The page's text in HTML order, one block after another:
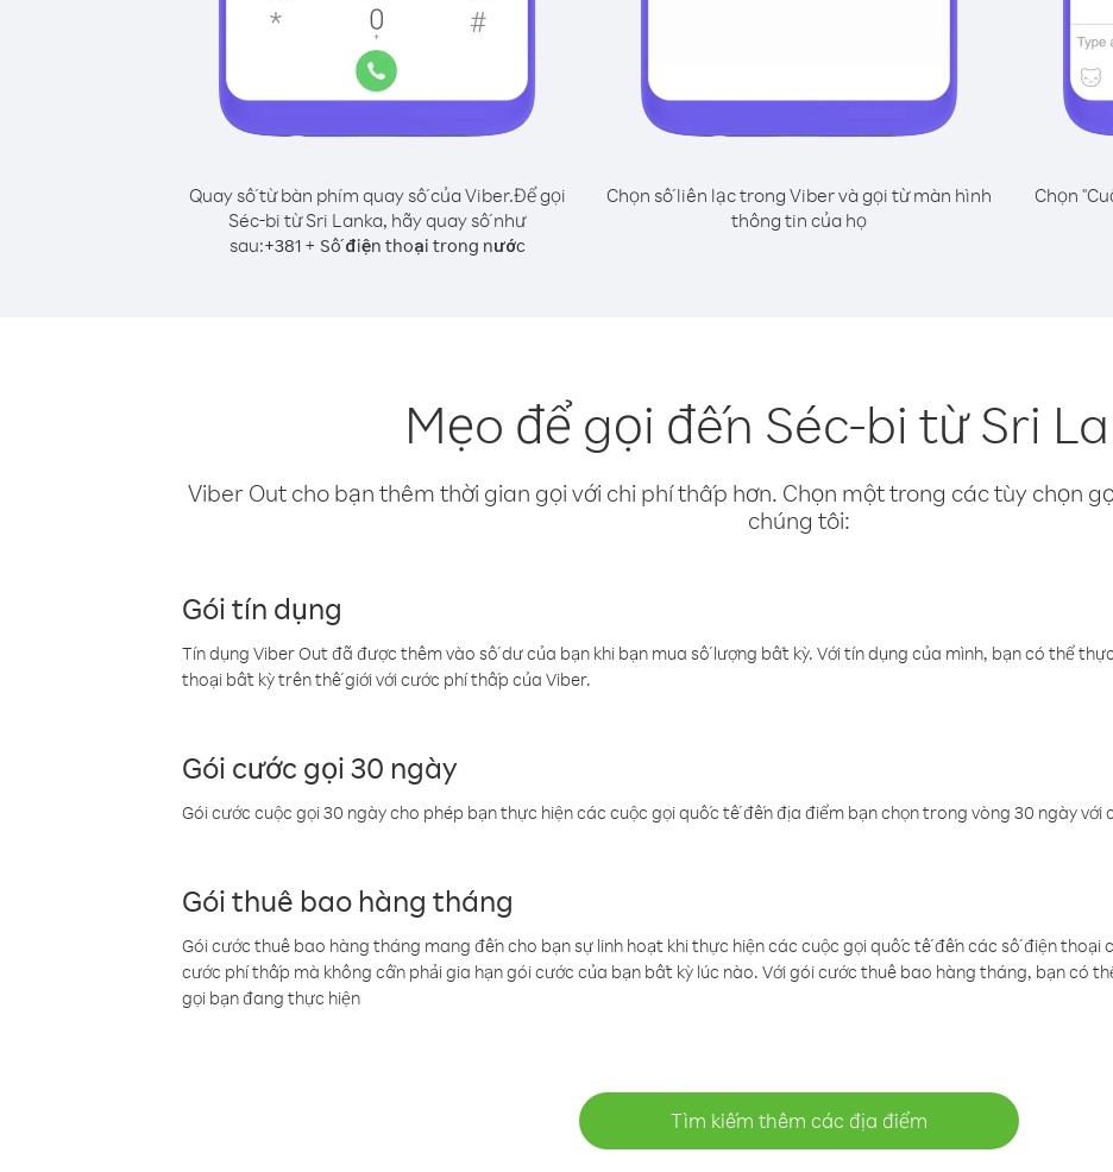
Quay số từ bàn phím quay số của Viber.Để gọi
Séc-bi từ Sri Lanka, hãy quay số như
sau:+381+ Số điện thoại trong nước
Chọn số liên lạc trong Viber và gọi từ màn hình
thông tin của họ
Chọn
Mẹo để gọi đến Séc-bi từ Sri
Viber Out cho bạn thêm thời gian gọi với chi phí thấp hơn. Chọn một trong các tùy chọn
chúng tôi:
Gói tín dụng
Tín dụng Viber Out đã được thêm vào số dư của bạn khi bạn mua số lượng bất kỳ. Với tín dụng của mình, bạn có thể
thoại bất kỳ trên thế giới với cước phí thấp của Viber.
Gói cước gọi 30 ngày
Gói cước cuộc gọi 30 ngày cho phép bạn thực hiện các cuộc gọi quốc tế đến địa điểm bạn chọn trong vòng 30 ngày với
Gói thuê bao hàng tháng
Gói cước thuê bao hàng tháng mang đến cho bạn sự linh hoạt khi thực hiện các cuộc gọi quốc tế đến các số điện thoại
cước phí thấp mà không cần phải gia hạn gói cước của bạn bất kỳ lúc nào. Với gói cước thuê bao hàng tháng, bạn có
gọi bạn đang thực hiện
Tìm kiếm thêm các địa điểm